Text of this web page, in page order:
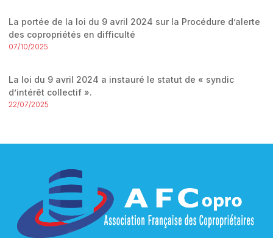
La portée de la loi du 9 avril 2024 sur la Procédure d’alerte
des copropriétés en difficulté
07/10/2025
La loi du 9 avril 2024 a instauré le statut de « syndic
d’intérêt collectif ».
22/07/2025